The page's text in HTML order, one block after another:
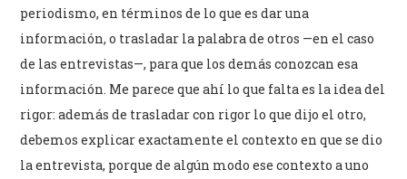
periodismo, en términos de lo que es dar una
información, o trasladar la palabra de otros —en el caso
de las entrevistas—, para que los demás conozcan esa
información. Me parece que ahí lo que falta es la idea del
rigor: además de trasladar con rigor lo que dijo el otro,
debemos explicar exactamente el contexto en que se dio
la entrevista, porque de algún modo ese contexto a uno